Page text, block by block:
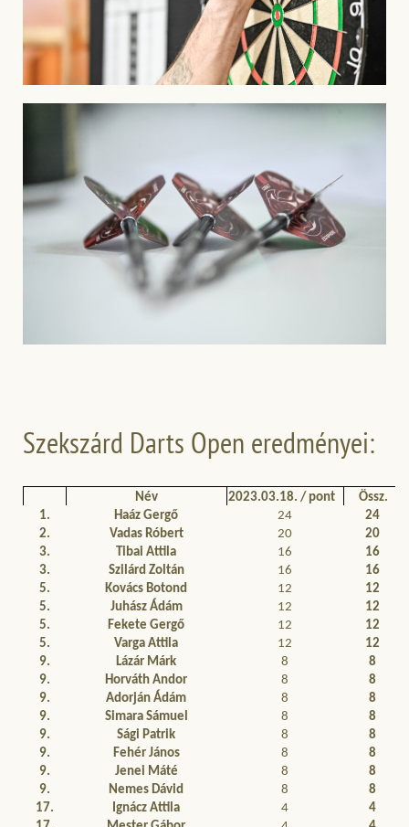
Szekszárd Darts Open eredményei:
Név 2023.03.18. / pont
Össz.
1.
Haáz Gergő 24
24
2.
Vadas Róbert 20
20
3.
Tibai Attila 16
16
3.
Szilárd Zoltán 16
16
5.
Kovács Botond 12
12
5.
Juhász Ádám 12
12
5.
Fekete Gergő 12
12
5.
Varga Attila 12
12
9.
Lázár Márk 8
8
9.
Horváth Andor 8
8
9.
Adorján Ádám 8
8
9.
Simara Sámuel 8
8
9.
Sági Patrik 8
8
9.
Fehér János 8
8
9.
Jenei Máté 8
8
9.
Nemes Dávid 8
8
17.
Ignácz Attila 4
4